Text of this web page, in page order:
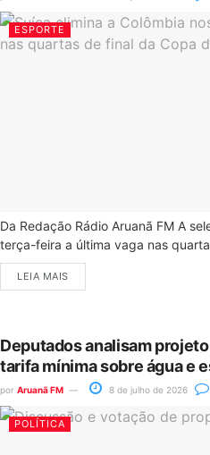
ESPORTE
Da Redação Rádio Aruanã FM A
terça-feira a última vaga nas
LEIA MAIS
Deputados analisam
tarifa mínima sobre água e
por Aruanã FM 8 de julho de 2026
POLÍTICA